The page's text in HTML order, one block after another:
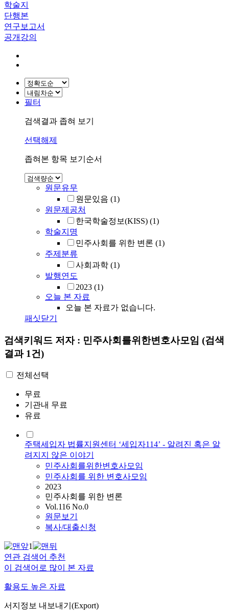
학술지
단행본
연구보고서
공개강의
필터
검색결과 좁혀 보기
선택해제
좁혀본 항목 보기순서
원문유무
원문있음 (1)
원문제공처
한국학술정보(KISS) (1)
학술지명
민주사회를 위한 변론 (1)
주제분류
사회과학 (1)
발행연도
2023 (1)
오늘 본 자료
오늘 본 자료가 없습니다.
패싯닫기
검색키워드 저자 : 민주사회를위한변호사모임 (검색
결과 1건)
전체선택
무료
기관내 무료
유료
주택세입자 법률지원센터 ‘세입자114’ - 알려진 혹은 알
려지지 않은 이야기
민주사회를위한변호사모임
민주사회를 위한 변호사모임
2023
민주사회를 위한 변론
Vol.116 No.0
원문보기
복사/대출신청
1
연관 검색어 추천
이 검색어로 많이 본 자료
활용도 높은 자료
서지정보 내보내기(Export)